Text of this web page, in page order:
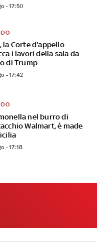
- 17:50
la Corte d'appello
i lavori della sala da
di Trump
- 17:42
nel burro di
Walmart, è made
- 17:18